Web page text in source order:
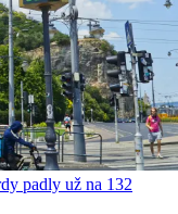
padly už na 132